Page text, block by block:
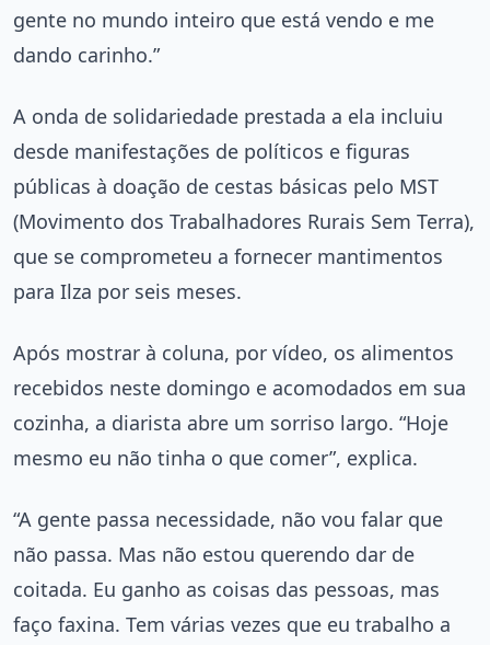
gente no mundo inteiro que está vendo e me
dando carinho.”
A onda de solidariedade prestada a ela incluiu
desde manifestações de políticos e figuras
públicas à doação de cestas básicas pelo MST
(Movimento dos Trabalhadores Rurais Sem Terra),
que se comprometeu a fornecer mantimentos
para Ilza por seis meses.
Após mostrar à coluna, por vídeo, os alimentos
recebidos neste domingo e acomodados em sua
cozinha, a diarista abre um sorriso largo. “Hoje
mesmo eu não tinha o que comer”, explica.
“A gente passa necessidade, não vou falar que
não passa. Mas não estou querendo dar de
coitada. Eu ganho as coisas das pessoas, mas
faço faxina. Tem várias vezes que eu trabalho a